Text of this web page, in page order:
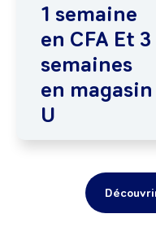
1 semaine
en CFA Et 3
semaines
en magasin
U